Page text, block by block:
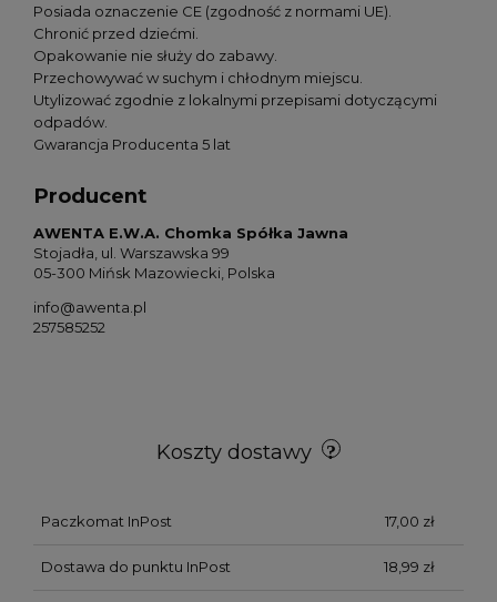
Posiada oznaczenie CE (zgodność z normami UE).
Chronić przed dziećmi.
Opakowanie nie służy do zabawy.
Przechowywać w suchym i chłodnym miejscu.
Utylizować zgodnie z lokalnymi przepisami dotyczącymi
odpadów.
Gwarancja Producenta 5 lat
Producent
AWENTA E.W.A. Chomka Spółka Jawna
Stojadła, ul. Warszawska 99
05-300 Mińsk Mazowiecki, Polska
info@awenta.pl
257585252
Koszty dostawy
Paczkomat InPost 17,00 zł
Dostawa do punktu InPost 18,99 zł